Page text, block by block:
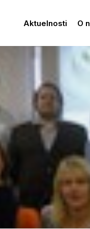
Aktuelnosti O